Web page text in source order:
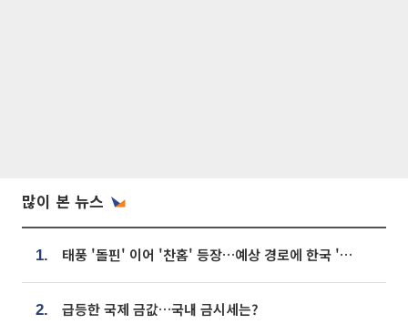
많이 본 뉴스
1. 태풍 '돌핀' 이어 '찬홈' 등장…예상 경로에 한국 '한숨'
2. 급등한 국제 금값…국내 금시세는?